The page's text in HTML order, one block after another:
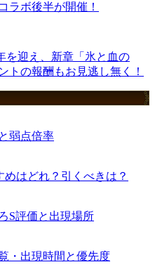
ラボ後半が開催！
を迎え、新章「氷と血の
トの報酬もお見逃し無く！
弱点倍率
はどれ？引くべきは？
S評価と出現場所
・出現時間と優先度